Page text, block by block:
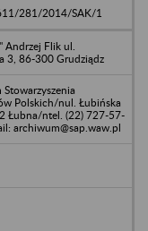
281/2014/SAK/1
Andrzej Flik ul.
3, 86-300 Grudziądz
Polskich/nul. Łubińska
Łubna/ntel. (22) 727-57-
archiwum@sap.waw.pl